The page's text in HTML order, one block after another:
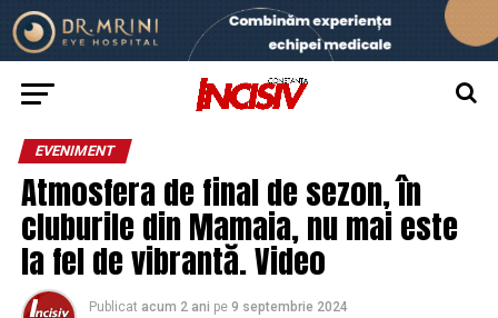
EVENIMENT
Atmosfera de final de sezon, în
cluburile din Mamaia, nu mai este
la fel de vibrantă. Video
Publicat acum 2 ani pe 9 septembrie 2024